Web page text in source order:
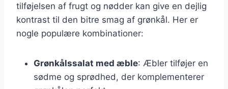
tilføjelsen af frugt og nødder kan give en dejlig
kontrast til den bitre smag af grønkål. Her er
nogle populære kombinationer:
Grønkålssalat med æble: Æbler tilføjer en
sødme og sprødhed, der komplementerer